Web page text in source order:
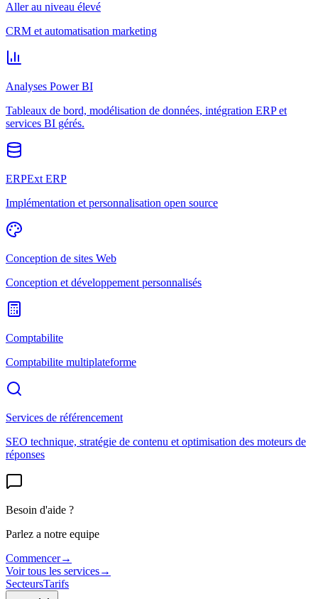
Aller au niveau élevé
CRM et automatisation marketing
Analyses Power BI
Tableaux de bord, modélisation de données, intégration ERP et
services BI gérés.
ERPExt ERP
Implémentation et personnalisation open source
Conception de sites Web
Conception et développement personnalisés
Comptabilite
Comptabilite multiplateforme
Services de référencement
SEO technique, stratégie de contenu et optimisation des moteurs de
réponses
Besoin d'aide ?
Parlez a notre equipe
Commencer→
Voir tous les services→
SecteursTarifs